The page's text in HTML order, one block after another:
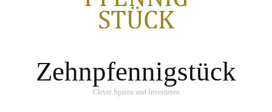
Zehnpfennigstück
Clever Sparen und Investieren